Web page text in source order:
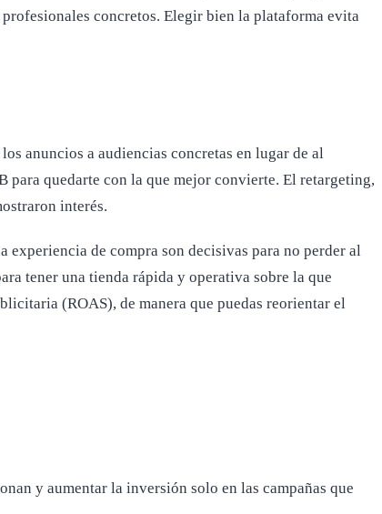
concretos. Elegir bien la plataforma evita
anuncios a audiencias concretas en lugar de al
para quedarte con la que mejor convierte. El retargeting,
interés.
experiencia de compra son decisivas para no perder al
tener una tienda rápida y operativa sobre la que
(ROAS), de manera que puedas reorientar el
y aumentar la inversión solo en las campañas que